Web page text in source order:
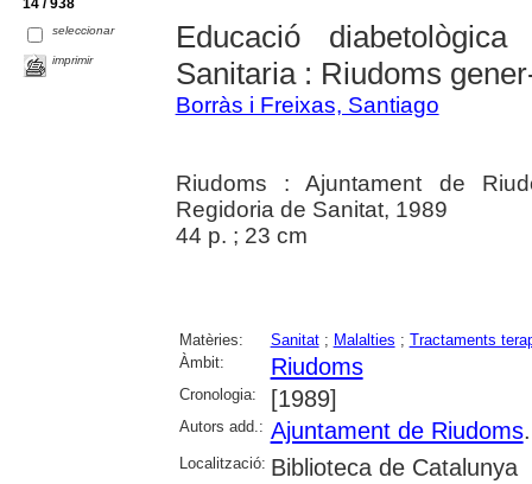
14 / 938
seleccionar
imprimir
Educació
Sanitaria : Riudoms
Borràs i Freixas, Santiago
Riudoms : Ajuntament de
Regidoria de Sanitat, 1989
44 p. ; 23 cm
Matèries: Sanitat; Malalties ; Tractaments
Àmbit:
Riudoms
Cronologia: [1989]
Autors add.: Ajuntament de Riudoms
Localització: Biblioteca de Catalunya